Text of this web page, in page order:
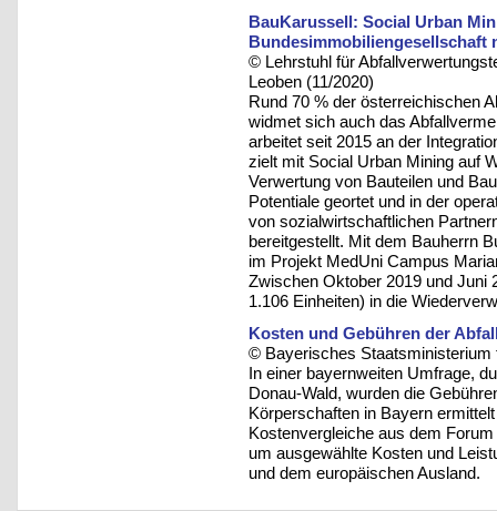
BauKarussell: Social Urban
Bundesimmobiliengesellschaft
© Lehrstuhl für
Leoben (11/2020)
Rund 70 % der österreichischen
widmet sich auch das
arbeitet seit 2015 an der
zielt mit Social Urban Mining auf
Verwertung von Bauteilen und
Potentiale geortet und in der
von sozialwirtschaftlichen
bereitgestellt. Mit dem Bauherrn
im Projekt MedUni Campus
Zwischen Oktober 2019 und Juni
1.106 Einheiten) in die
Kosten und Gebühren der
© Bayerisches Staatsministerium
In einer bayernweiten Umfrage,
Donau-Wald, wurden die
Körperschaften in Bayern
Kostenvergleiche aus dem
um ausgewählte Kosten und
und dem europäischen Ausland.